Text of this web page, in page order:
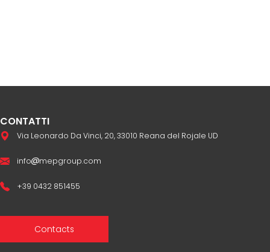
CONTATTI
Via Leonardo Da Vinci, 20, 33010 Reana del Rojale UD
info mepgroup.com
+39 0432 851455
Contacts